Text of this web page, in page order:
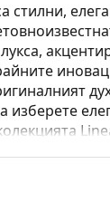
стилни,
изберете
очила